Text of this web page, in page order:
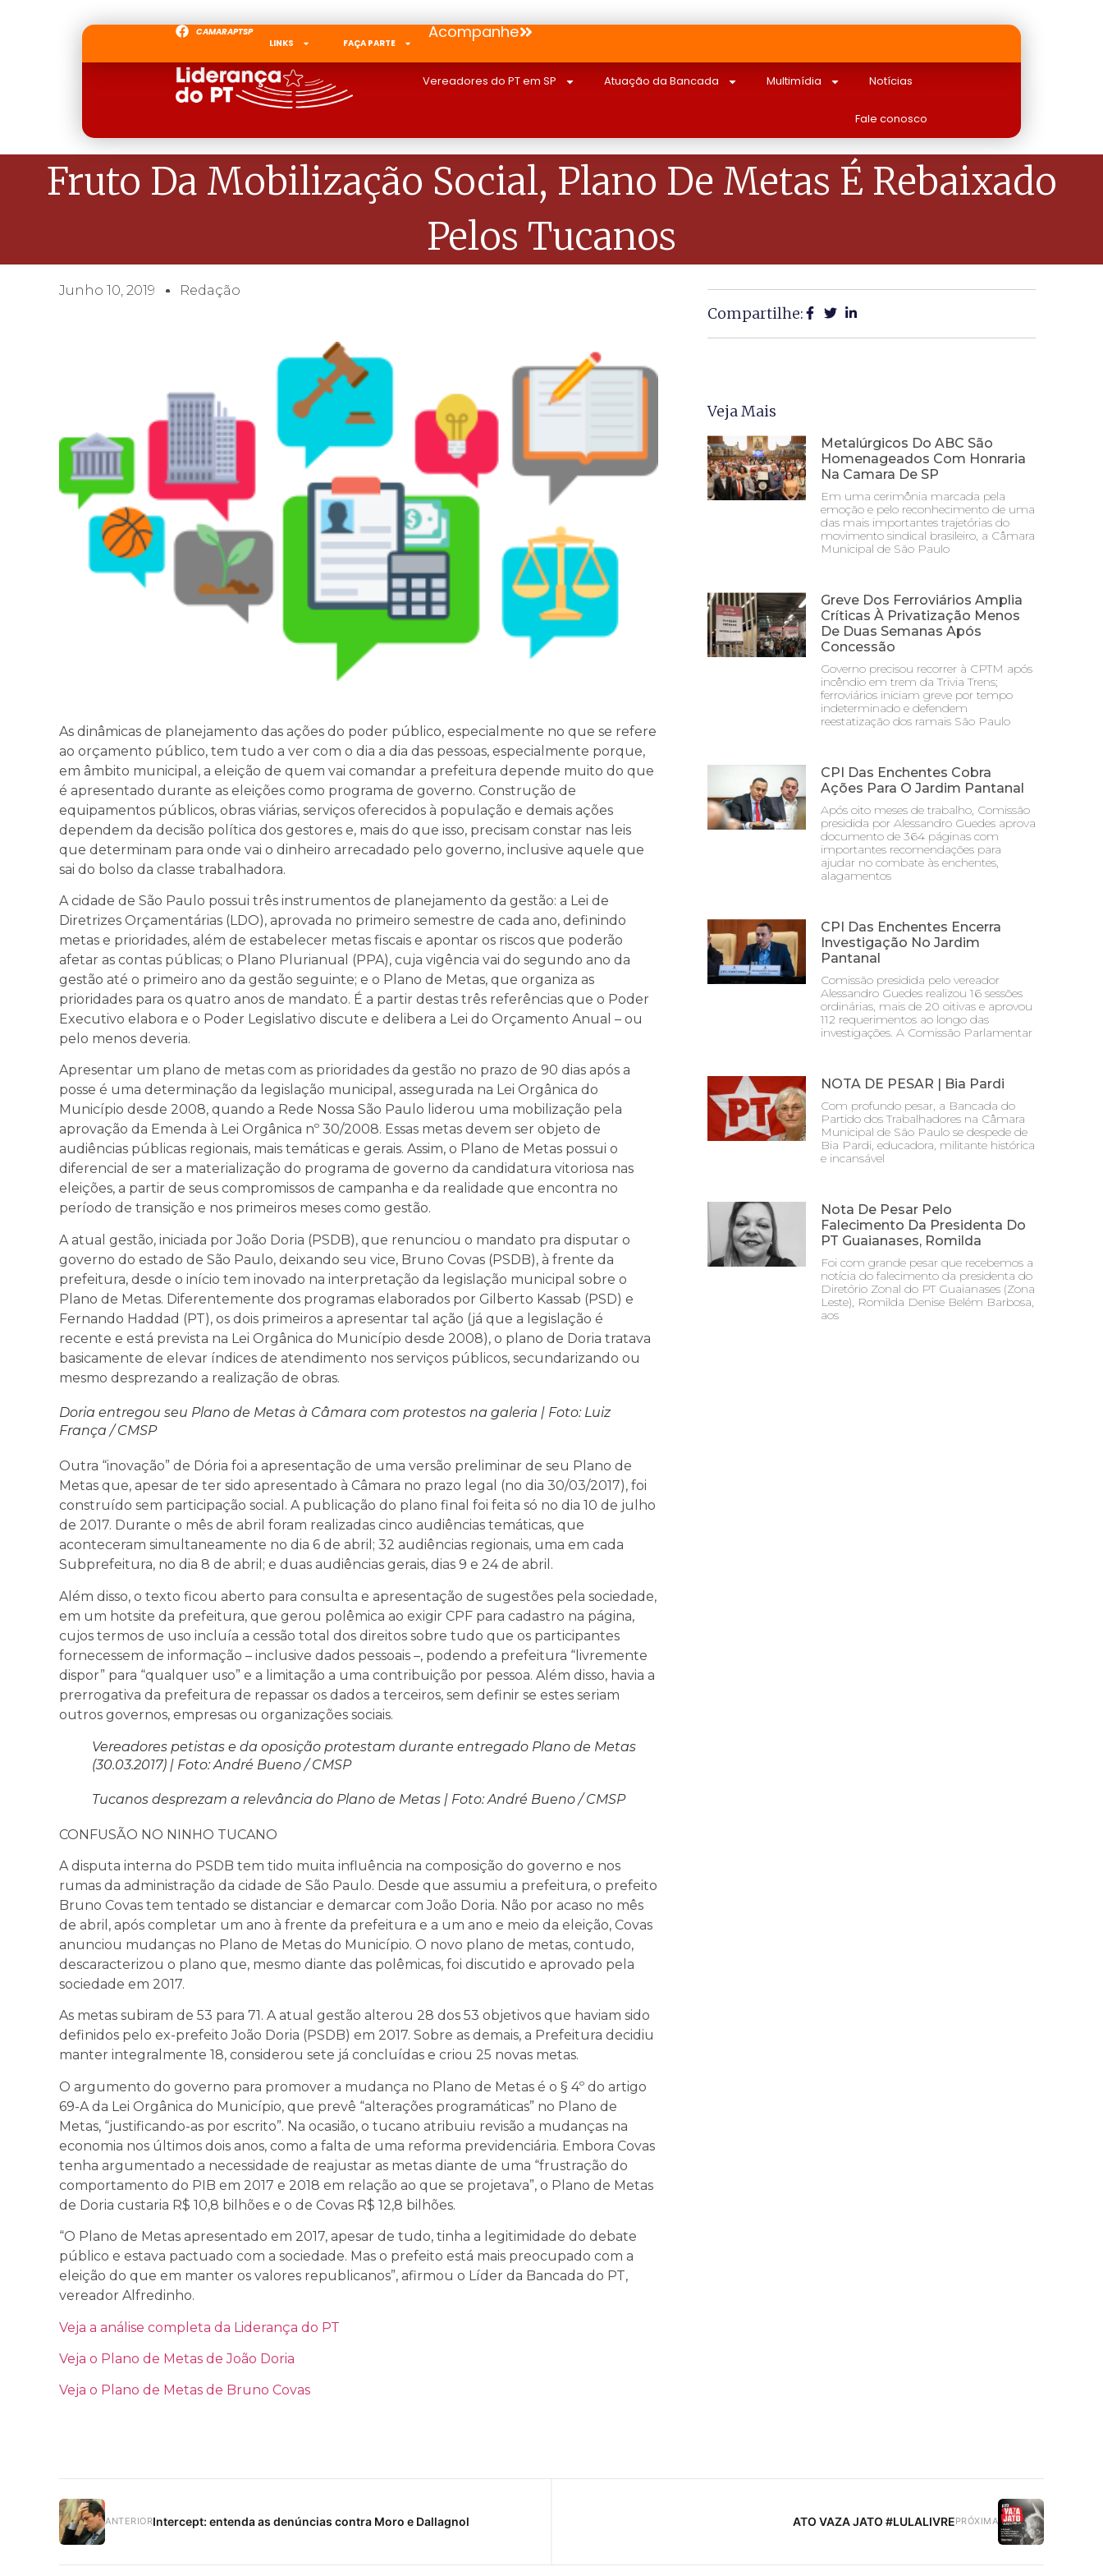
CAMARAPTSP
LINKS
FAÇA PARTE
Acompanhe
Vereadores do PT em SP Atuação da Bancada Multimídia Notícias
Fale conosco
Fruto Da Mobilização Social, Plano De Metas É Rebaixado
Pelos Tucanos
Junho 10, 2019 Redação
As dinâmicas de planejamento das ações do poder público, especialmente no que se refere
ao orçamento público, tem tudo a ver com o dia a dia das pessoas, especialmente porque,
em âmbito municipal, a eleição de quem vai comandar a prefeitura depende muito do que
é apresentado durante as eleições como programa de governo. Construção de
equipamentos públicos, obras viárias, serviços oferecidos à população e demais ações
dependem da decisão política dos gestores e, mais do que isso, precisam constar nas leis
que determinam para onde vai o dinheiro arrecadado pelo governo, inclusive aquele que
sai do bolso da classe trabalhadora.
A cidade de São Paulo possui três instrumentos de planejamento da gestão: a Lei de
Diretrizes Orçamentárias (LDO), aprovada no primeiro semestre de cada ano, definindo
metas e prioridades, além de estabelecer metas fiscais e apontar os riscos que poderão
afetar as contas públicas; o Plano Plurianual (PPA), cuja vigência vai do segundo ano da
gestão até o primeiro ano da gestão seguinte; e o Plano de Metas, que organiza as
prioridades para os quatro anos de mandato. É a partir destas três referências que o Poder
Executivo elabora e o Poder Legislativo discute e delibera a Lei do Orçamento Anual – ou
pelo menos deveria.
Apresentar um plano de metas com as prioridades da gestão no prazo de 90 dias após a
posse é uma determinação da legislação municipal, assegurada na Lei Orgânica do
Município desde 2008, quando a Rede Nossa São Paulo liderou uma mobilização pela
aprovação da Emenda à Lei Orgânica nº 30/2008. Essas metas devem ser objeto de
audiências públicas regionais, mais temáticas e gerais. Assim, o Plano de Metas possui o
diferencial de ser a materialização do programa de governo da candidatura vitoriosa nas
eleições, a partir de seus compromissos de campanha e da realidade que encontra no
período de transição e nos primeiros meses como gestão.
A atual gestão, iniciada por João Doria (PSDB), que renunciou o mandato pra disputar o
governo do estado de São Paulo, deixando seu vice, Bruno Covas (PSDB), à frente da
prefeitura, desde o início tem inovado na interpretação da legislação municipal sobre o
Plano de Metas. Diferentemente dos programas elaborados por Gilberto Kassab (PSD) e
Fernando Haddad (PT), os dois primeiros a apresentar tal ação (já que a legislação é
recente e está prevista na Lei Orgânica do Município desde 2008), o plano de Doria tratava
basicamente de elevar índices de atendimento nos serviços públicos, secundarizando ou
mesmo desprezando a realização de obras.
Doria entregou seu Plano de Metas à Câmara com protestos na galeria | Foto: Luiz
França / CMSP
Outra “inovação” de Dória foi a apresentação de uma versão preliminar de seu Plano de
Metas que, apesar de ter sido apresentado à Câmara no prazo legal (no dia 30/03/2017), foi
construído sem participação social. A publicação do plano final foi feita só no dia 10 de julho
de 2017. Durante o mês de abril foram realizadas cinco audiências temáticas, que
aconteceram simultaneamente no dia 6 de abril; 32 audiências regionais, uma em cada
Subprefeitura, no dia 8 de abril; e duas audiências gerais, dias 9 e 24 de abril.
Além disso, o texto ficou aberto para consulta e apresentação de sugestões pela sociedade,
em um hotsite da prefeitura, que gerou polêmica ao exigir CPF para cadastro na página,
cujos termos de uso incluía a cessão total dos direitos sobre tudo que os participantes
fornecessem de informação – inclusive dados pessoais –, podendo a prefeitura “livremente
dispor” para “qualquer uso” e a limitação a uma contribuição por pessoa. Além disso, havia a
prerrogativa da prefeitura de repassar os dados a terceiros, sem definir se estes seriam
outros governos, empresas ou organizações sociais.
Vereadores petistas e da oposição protestam durante entregado Plano de Metas
(30.03.2017) | Foto: André Bueno / CMSP
Tucanos desprezam a relevância do Plano de Metas | Foto: André Bueno / CMSP
CONFUSÃO NO NINHO TUCANO
A disputa interna do PSDB tem tido muita influência na composição do governo e nos
rumas da administração da cidade de São Paulo. Desde que assumiu a prefeitura, o prefeito
Bruno Covas tem tentado se distanciar e demarcar com João Doria. Não por acaso no mês
de abril, após completar um ano à frente da prefeitura e a um ano e meio da eleição, Covas
anunciou mudanças no Plano de Metas do Município. O novo plano de metas, contudo,
descaracterizou o plano que, mesmo diante das polêmicas, foi discutido e aprovado pela
sociedade em 2017.
As metas subiram de 53 para 71. A atual gestão alterou 28 dos 53 objetivos que haviam sido
definidos pelo ex-prefeito João Doria (PSDB) em 2017. Sobre as demais, a Prefeitura decidiu
manter integralmente 18, considerou sete já concluídas e criou 25 novas metas.
O argumento do governo para promover a mudança no Plano de Metas é o § 4º do artigo
69-A da Lei Orgânica do Município, que prevê “alterações programáticas” no Plano de
Metas, “justificando-as por escrito”. Na ocasião, o tucano atribuiu revisão a mudanças na
economia nos últimos dois anos, como a falta de uma reforma previdenciária. Embora Covas
tenha argumentado a necessidade de reajustar as metas diante de uma “frustração do
comportamento do PIB em 2017 e 2018 em relação ao que se projetava”, o Plano de Metas
de Doria custaria R$ 10,8 bilhões e o de Covas R$ 12,8 bilhões.
“O Plano de Metas apresentado em 2017, apesar de tudo, tinha a legitimidade do debate
público e estava pactuado com a sociedade. Mas o prefeito está mais preocupado com a
eleição do que em manter os valores republicanos”, afirmou o Líder da Bancada do PT,
vereador Alfredinho.
Veja a análise completa da Liderança do PT
Veja o Plano de Metas de João Doria
Veja o Plano de Metas de Bruno Covas
Compartilhe:
Veja Mais
Metalúrgicos Do ABC São
Homenageados Com Honraria
Na Camara De SP
Em uma cerimônia marcada pela
emoção e pelo reconhecimento de uma
das mais importantes trajetórias do
movimento sindical brasileiro, a Câmara
Municipal de São Paulo
Greve Dos Ferroviários Amplia
Críticas À Privatização Menos
De Duas Semanas Após
Concessão
Governo precisou recorrer à CPTM após
incêndio em trem da Trivia Trens;
ferroviários iniciam greve por tempo
indeterminado e defendem
reestatização dos ramais São Paulo
CPI Das Enchentes Cobra
Ações Para O Jardim Pantanal
Após oito meses de trabalho, Comissão
presidida por Alessandro Guedes aprova
documento de 364 páginas com
importantes recomendações para
ajudar no combate às enchentes,
alagamentos
CPI Das Enchentes Encerra
Investigação No Jardim
Pantanal
Comissão presidida pelo vereador
Alessandro Guedes realizou 16 sessões
ordinárias, mais de 20 oitivas e aprovou
112 requerimentos ao longo das
investigações. A Comissão Parlamentar
NOTA DE PESAR | Bia Pardi
Com profundo pesar, a Bancada do
Partido dos Trabalhadores na Câmara
Municipal de São Paulo se despede de
Bia Pardi, educadora, militante histórica
e incansável
Nota De Pesar Pelo
Falecimento Da Presidenta Do
PT Guaianases, Romilda
Foi com grande pesar que recebemos a
notícia do falecimento da presidenta do
Diretório Zonal do PT Guaianases (Zona
Leste), Romilda Denise Belém Barbosa,
aos
ANTERIORIntercept: entenda as denúncias contra Moro e Dallagnol PRÓXIMA
ATO VAZA JATO #LULALIVRE